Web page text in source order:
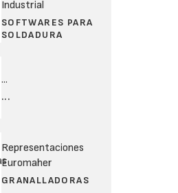
Industrial
SOFTWARES PARA
SOLDADURA
...
...
Representaciones
Euromaher
GRANALLADORAS